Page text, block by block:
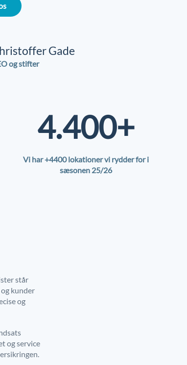
Gade
og stifter
4.400+
Vi har +4400 lokationer vi rydder for i
sæsonen 25/26
står
kunder
og
og service